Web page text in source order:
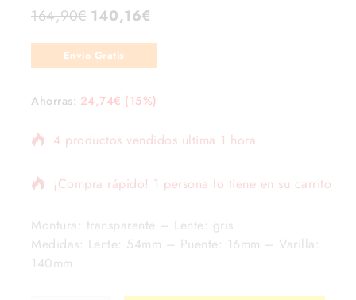
164,90€ 140,16€
Envío Gratis
Ahorras: 24,74€ (15%)
4 productos vendidos ultima 1 hora
¡Compra rápido! 1 persona lo tiene en su carrito
Montura: transparente – Lente: gris
Medidas: Lente: 54mm – Puente: 16mm – Varilla:
140mm